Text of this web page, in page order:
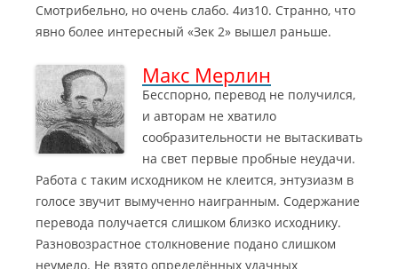
Смотрибельно, но очень слабо. 4из10. Странно, что
явно более интересный «Зек 2» вышел раньше.
Макс Мерлин
Бесспорно, перевод не получился,
и авторам не хватило
сообразительности не вытаскивать
на свет первые пробные неудачи.
Работа с таким исходником не клеится, энтузиазм в
голосе звучит вымученно наигранным. Содержание
перевода получается слишком близко исходнику.
Разновозрастное столкновение подано слишком
неумело. Не взято определённых удачных